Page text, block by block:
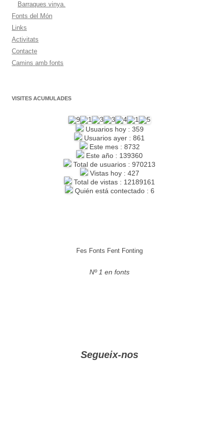
Barraques vinya.
Fonts del Món
Links
Activitats
Contacte
Camins amb fonts
VISITES ACUMULADES
Usuarios hoy : 359
Usuarios ayer : 861
Este mes : 8732
Este año : 139360
Total de usuarios : 970213
Vistas hoy : 427
Total de vistas : 12189161
Quién está contectado : 6
Fes Fonts Fent Fonting
Nº 1 en fonts
Segueix-nos